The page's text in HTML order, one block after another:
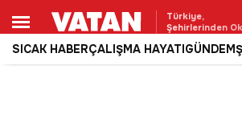
Türkiye,
Şehirlerinden
SICAK HABERÇALIŞMA HAYATIGÜNDEM